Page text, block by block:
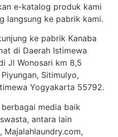
e-katalog produk kami
langsung ke pabrik kami.
ke pabrik Kanaba
di Daerah Istimewa
Jl Wonosari km 8,5
Sitimulyo,
Yogyakarta 55792.
media baik
antara lain
Majalahlaundry.com,